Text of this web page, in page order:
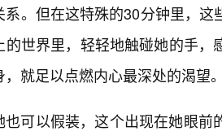
系。但在这特殊的30分钟里，
的世界里，轻轻地触碰她的手
，就足以点燃内心最深处的渴望
也可以假装，这个出现在她眼前